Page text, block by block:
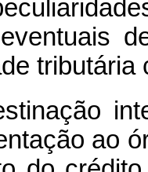
tributária
ao